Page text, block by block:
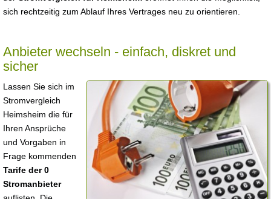
sich rechtzeitig zum Ablauf Ihres Vertrages neu zu orientieren.
Anbieter wechseln - einfach, diskret und
sicher
Lassen Sie sich im
Stromvergleich
Heimsheim die für
Ihren Ansprüche
und Vorgaben in
Frage kommenden
Tarife der 0
Stromanbieter